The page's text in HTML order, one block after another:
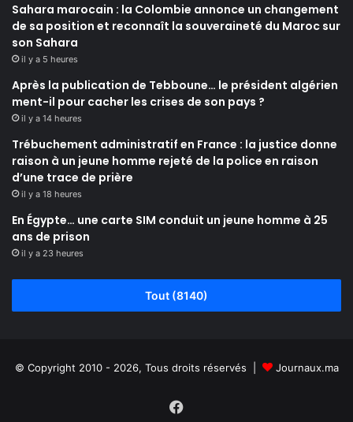
Sahara marocain : la Colombie annonce un changement
de sa position et reconnaît la souveraineté du Maroc sur
son Sahara
il y a 5 heures
Après la publication de Tebboune… le président algérien
ment-il pour cacher les crises de son pays ?
il y a 14 heures
Trébuchement administratif en France : la justice donne
raison à un jeune homme rejeté de la police en raison
d’une trace de prière
il y a 18 heures
En Égypte… une carte SIM conduit un jeune homme à 25
ans de prison
il y a 23 heures
Tout (8140)
© Copyright 2010 - 2026, Tous droits réservés | Journaux.ma
Facebook